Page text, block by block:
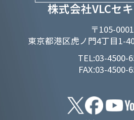
株式会社VLCセ
〒105-0001
東京都港区虎ノ門4丁目1-
TEL:03-4500-
FAX:03-4500-